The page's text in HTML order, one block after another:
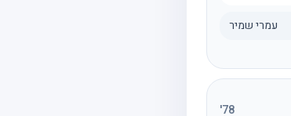
עמרי שמיר
78
'